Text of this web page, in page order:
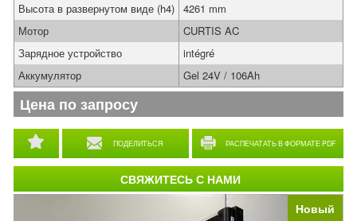
Новый
ПОДЕЛИТЬСЯ РАСПЕЧАТАТЬ В ФОРМАТЕ PDF
Высота в развернутом виде (h4) 4261 mm
Мотор
CURTIS AC
Зарядное устройство
intégré
Аккумулятор
Gel 24V / 106Ah
Цена по запросу
СВЯЖИТЕСЬ С НАМИ